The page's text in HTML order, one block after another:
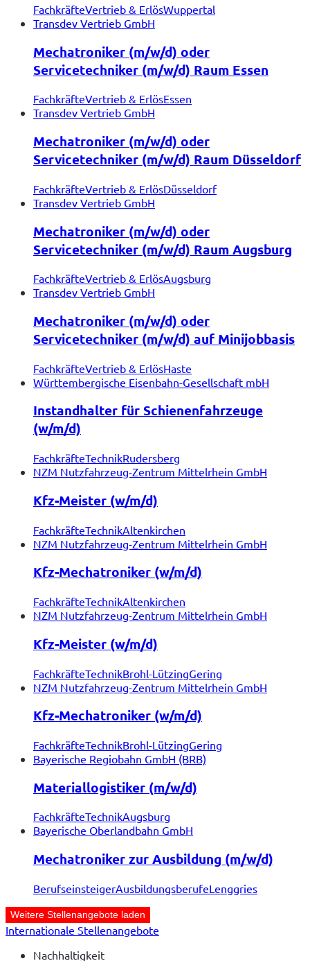
FachkräfteVertrieb & ErlösWuppertal
Transdev Vertrieb GmbH
Mechatroniker (m/w/d) oder
Servicetechniker (m/w/d) Raum Essen
FachkräfteVertrieb & ErlösEssen
Transdev Vertrieb GmbH
Mechatroniker (m/w/d) oder
Servicetechniker (m/w/d) Raum Düsseldorf
FachkräfteVertrieb & ErlösDüsseldorf
Transdev Vertrieb GmbH
Mechatroniker (m/w/d) oder
Servicetechniker (m/w/d) Raum Augsburg
FachkräfteVertrieb & ErlösAugsburg
Transdev Vertrieb GmbH
Mechatroniker (m/w/d) oder
Servicetechniker (m/w/d) auf Minijobbasis
FachkräfteVertrieb & ErlösHaste
Württembergische Eisenbahn-Gesellschaft mbH
Instandhalter für Schienenfahrzeuge
(w/m/d)
FachkräfteTechnikRudersberg
NZM Nutzfahrzeug-Zentrum Mittelrhein GmbH
Kfz-Meister (w/m/d)
FachkräfteTechnikAltenkirchen
NZM Nutzfahrzeug-Zentrum Mittelrhein GmbH
Kfz-Mechatroniker (w/m/d)
FachkräfteTechnikAltenkirchen
NZM Nutzfahrzeug-Zentrum Mittelrhein GmbH
Kfz-Meister (w/m/d)
FachkräfteTechnikBrohl-LützingGering
NZM Nutzfahrzeug-Zentrum Mittelrhein GmbH
Kfz-Mechatroniker (w/m/d)
FachkräfteTechnikBrohl-LützingGering
Bayerische Regiobahn GmbH (BRB)
Materiallogistiker (m/w/d)
FachkräfteTechnikAugsburg
Bayerische Oberlandbahn GmbH
Mechatroniker zur Ausbildung (m/w/d)
BerufseinsteigerAusbildungsberufeLenggries
Weitere Stellenangebote laden
Internationale Stellenangebote
Nachhaltigkeit